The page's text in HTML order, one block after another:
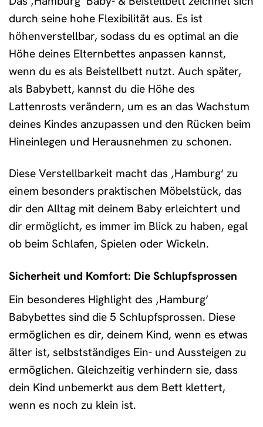
durch seine hohe Flexibilität aus. Es ist
höhenverstellbar, sodass du es optimal an die
Höhe deines Elternbettes anpassen kannst,
wenn du es als Beistellbett nutzt. Auch später,
als Babybett, kannst du die Höhe des
Lattenrosts verändern, um es an das Wachstum
deines Kindes anzupassen und den Rücken beim
Hineinlegen und Herausnehmen zu schonen.
Diese Verstellbarkeit macht das ‚Hamburg‘ zu
einem besonders praktischen Möbelstück, das
dir den Alltag mit deinem Baby erleichtert und
dir ermöglicht, es immer im Blick zu haben, egal
ob beim Schlafen, Spielen oder Wickeln.
Sicherheit und Komfort: Die Schlupfsprossen
Ein besonderes Highlight des ‚Hamburg‘
Babybettes sind die 5 Schlupfsprossen. Diese
ermöglichen es dir, deinem Kind, wenn es etwas
älter ist, selbstständiges Ein- und Aussteigen zu
ermöglichen. Gleichzeitig verhindern sie, dass
dein Kind unbemerkt aus dem Bett klettert,
wenn es noch zu klein ist.